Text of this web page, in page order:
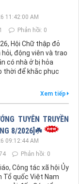
11:42:00 AM
Phản hồi: 0
Hội Chữ thập đỏ
động viên và trao
có nhà ở bị hỏa
thời để khắc phục
Xem tiếp
TUYÊN TRUYỀN
8/2026]☘️
09:12:44 AM
Phản hồi: 0
Công tác xã hội Ủy
Tổ quốc Việt Nam